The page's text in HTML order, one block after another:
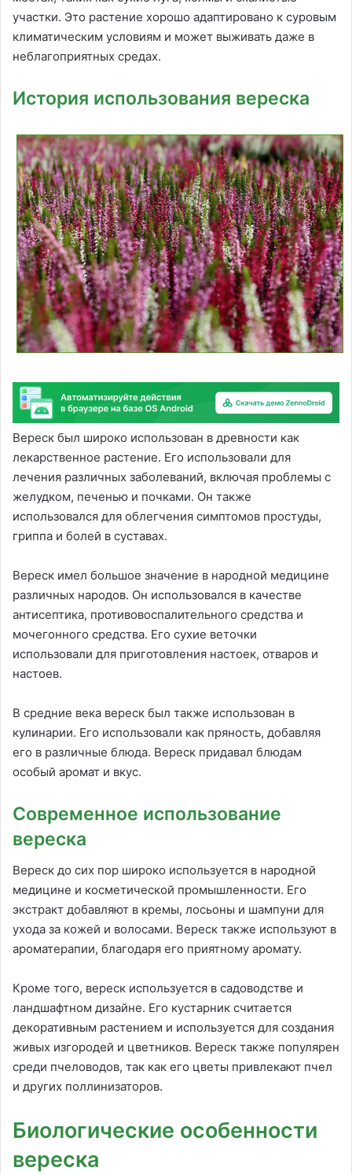
участки. Это растение хорошо адаптировано к суровым
климатическим условиям и может выживать даже в
неблагоприятных средах.
История использования вереска
Вереск был широко использован в древности как
лекарственное растение. Его использовали для
лечения различных заболеваний, включая проблемы с
желудком, печенью и почками. Он также
использовался для облегчения симптомов простуды,
гриппа и болей в суставах.
Вереск имел большое значение в народной медицине
различных народов. Он использовался в качестве
антисептика, противовоспалительного средства и
мочегонного средства. Его сухие веточки
использовали для приготовления настоек, отваров и
настоев.
В средние века вереск был также использован в
кулинарии. Его использовали как пряность, добавляя
его в различные блюда. Вереск придавал блюдам
особый аромат и вкус.
Современное использование
вереска
Вереск до сих пор широко используется в народной
медицине и косметической промышленности. Его
экстракт добавляют в кремы, лосьоны и шампуни для
ухода за кожей и волосами. Вереск также используют в
ароматерапии, благодаря его приятному аромату.
Кроме того, вереск используется в садоводстве и
ландшафтном дизайне. Его кустарник считается
декоративным растением и используется для создания
живых изгородей и цветников. Вереск также популярен
среди пчеловодов, так как его цветы привлекают пчел
и других поллинизаторов.
Биологические особенности
вереска